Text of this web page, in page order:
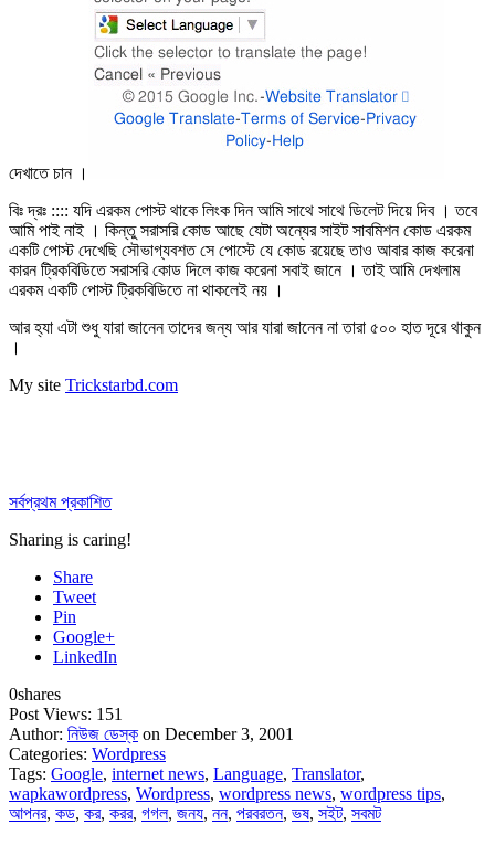
দেখাতে চান ।
বিঃ দ্রঃ :::: যদি এরকম পোস্ট থাকে লিংক দিন আমি সাথে সাথে ডিলেট দিয়ে দিব । তবে
আমি পাই নাই । কিন্তু সরাসরি কোড আছে যেটা অন্যের সাইট সাবমিশন কোড এরকম
একটি পোস্ট দেখেছি সৌভাগ্যবশত সে পোস্টে যে কোড রয়েছে তাও আবার কাজ করেনা
কারন ট্রিকবিডিতে সরাসরি কোড দিলে কাজ করেনা সবাই জানে । তাই আমি দেখলাম
এরকম একটি পোস্ট ট্রিকবিডিতে না থাকলেই নয় ।
আর হ্যা এটা শুধু যারা জানেন তাদের জন্য আর যারা জানেন না তারা ৫০০ হাত দূরে থাকুন
।
My site Trickstarbd.com
সর্বপ্রথম প্রকাশিত
Sharing is caring!
Share
Tweet
Pin
Google+
LinkedIn
0shares
Post Views: 151
Author: নিউজ ডেস্ক on December 3, 2001
Categories: Wordpress
Tags: Google, internet news, Language, Translator,
wapkawordpress, Wordpress, wordpress news, wordpress tips,
আপনর, কড, কর, করর, গগল, জনয, নন, পরবরতন, ভষ, সইট, সবমট